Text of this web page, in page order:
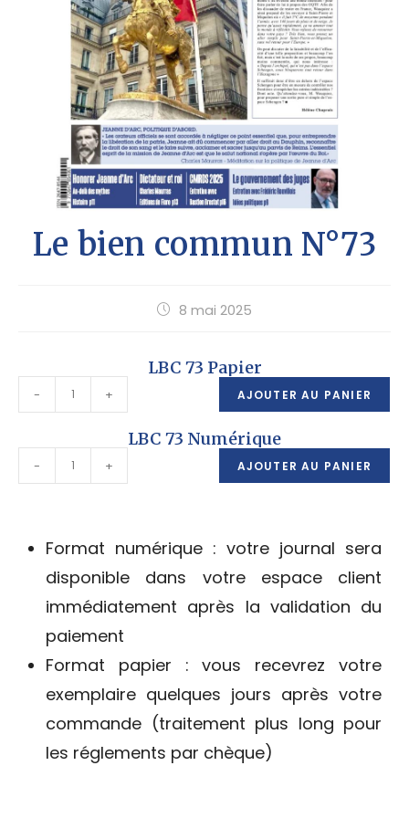
Le bien commun N°73
8 mai 2025
LBC 73 Papier
- + AJOUTER AU PANIER
LBC 73 Numérique
- + AJOUTER AU PANIER
Format numérique : votre journal sera
disponible dans votre espace client
immédiatement après la validation du
paiement
Format papier : vous recevrez votre
exemplaire quelques jours après votre
commande (traitement plus long pour
les réglements par chèque)